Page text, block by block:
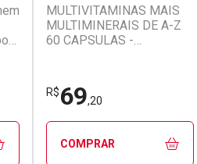
Ativar Desconto
MULTIVITAMINAS MAIS
MULTIMINERAIS DE A-Z
60 CAPSULAS -
R$69,20
COMPRAR